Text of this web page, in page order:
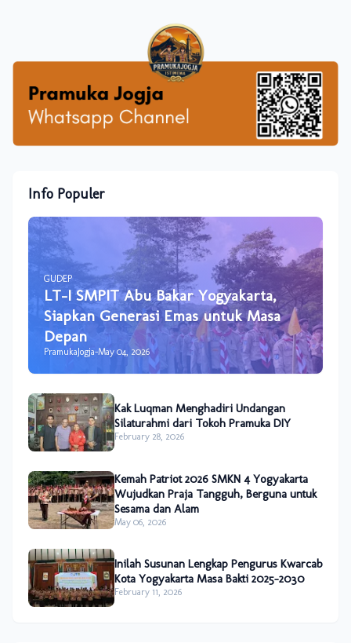
Info Populer
GUDEP
LT-I SMPIT Abu Bakar Yogyakarta,
Siapkan Generasi Emas untuk Masa
Depan
PramukaJogja-May 04, 2026
Kak Luqman Menghadiri Undangan
Silaturahmi dari Tokoh Pramuka DIY
February 28, 2026
Kemah Patriot 2026 SMKN 4 Yogyakarta
Wujudkan Praja Tangguh, Berguna untuk
Sesama dan Alam
May 06, 2026
Inilah Susunan Lengkap Pengurus Kwarcab
Kota Yogyakarta Masa Bakti 2025–2030
February 11, 2026